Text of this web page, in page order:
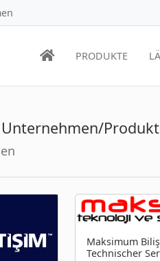
PRODUKTE
Maksimum
Technischer